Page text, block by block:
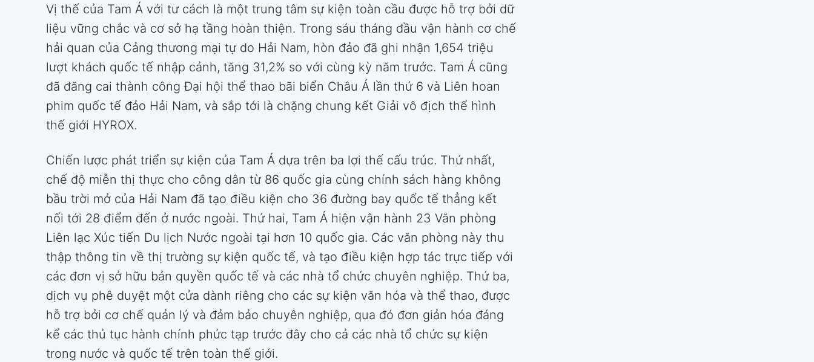
Vị thế của Tam Á với tư cách là một trung tâm sự kiện toàn cầu được hỗ trợ bởi dữ
liệu vững chắc và cơ sở hạ tầng hoàn thiện. Trong sáu tháng đầu vận hành cơ chế
hải quan của Cảng thương mại tự do Hải Nam, hòn đảo đã ghi nhận 1,654 triệu
lượt khách quốc tế nhập cảnh, tăng 31,2% so với cùng kỳ năm trước. Tam Á cũng
đã đăng cai thành công Đại hội thể thao bãi biển Châu Á lần thứ 6 và Liên hoan
phim quốc tế đảo Hải Nam, và sắp tới là chặng chung kết Giải vô địch thể hình
thế giới HYROX.
Chiến lược phát triển sự kiện của Tam Á dựa trên ba lợi thế cấu trúc. Thứ nhất,
chế độ miễn thị thực cho công dân từ 86 quốc gia cùng chính sách hàng không
bầu trời mở của Hải Nam đã tạo điều kiện cho 36 đường bay quốc tế thẳng kết
nối tới 28 điểm đến ở nước ngoài. Thứ hai, Tam Á hiện vận hành 23 Văn phòng
Liên lạc Xúc tiến Du lịch Nước ngoài tại hơn 10 quốc gia. Các văn phòng này thu
thập thông tin về thị trường sự kiện quốc tế, và tạo điều kiện hợp tác trực tiếp với
các đơn vị sở hữu bản quyền quốc tế và các nhà tổ chức chuyên nghiệp. Thứ ba,
dịch vụ phê duyệt một cửa dành riêng cho các sự kiện văn hóa và thể thao, được
hỗ trợ bởi cơ chế quản lý và đảm bảo chuyên nghiệp, qua đó đơn giản hóa đáng
kể các thủ tục hành chính phức tạp trước đây cho cả các nhà tổ chức sự kiện
trong nước và quốc tế trên toàn thế giới.